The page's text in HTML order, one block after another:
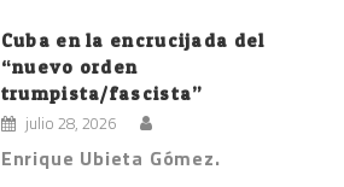
Cuba en la encrucijada del
“nuevo orden
trumpista/fascista”
julio 28, 2026
Enrique Ubieta Gómez.